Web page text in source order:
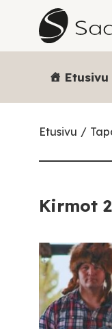
Skip to content
Etusivu
Etusivu
Kirmot